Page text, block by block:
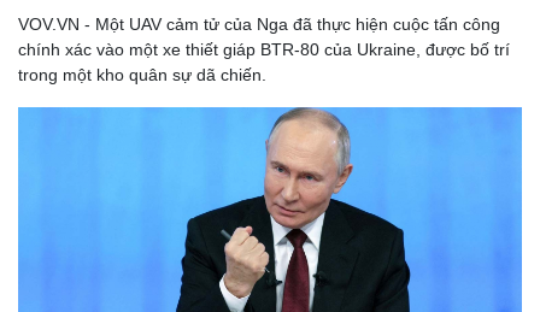
VOV.VN - Một UAV cảm tử của Nga đã thực hiện cuộc tấn công
chính xác vào một xe thiết giáp BTR-80 của Ukraine, được bố trí
trong một kho quân sự dã chiến.